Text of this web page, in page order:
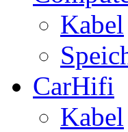
Kabel
CarHifi
Kabel